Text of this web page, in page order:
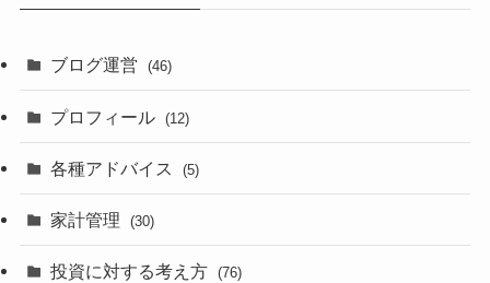
ブログ運営 (46)
プロフィール (12)
各種アドバイス (5)
家計管理 (30)
投資に対する考え方 (76)